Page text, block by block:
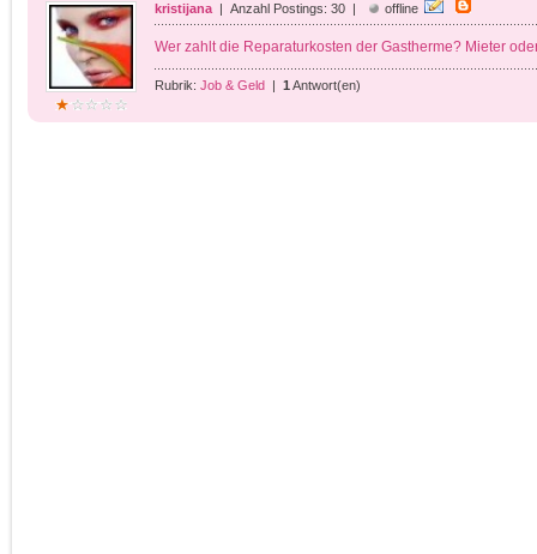
kristijana| Anzahl Postings: 30 | offline
Wer zahlt die Reparaturkosten der Gastherme? Mieter
Rubrik: Job & Geld| 1 Antwort(en)